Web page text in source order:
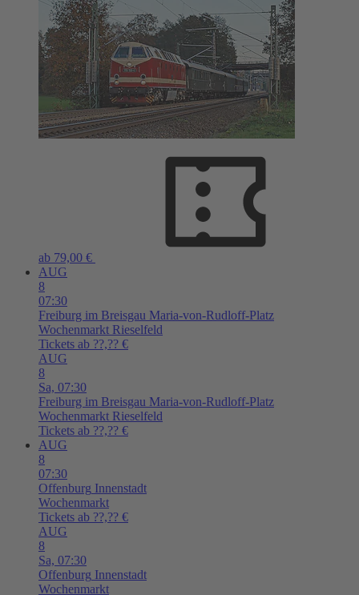
ab 79,00 €
AUG
8
07:30
Freiburg im Breisgau Maria-von-Rudloff-Platz
Wochenmarkt Rieselfeld
Tickets ab ??,?? €
AUG
8
Sa, 07:30
Freiburg im Breisgau Maria-von-Rudloff-Platz
Wochenmarkt Rieselfeld
Tickets ab ??,?? €
AUG
8
07:30
Offenburg Innenstadt
Wochenmarkt
Tickets ab ??,?? €
AUG
8
Sa, 07:30
Offenburg Innenstadt
Wochenmarkt